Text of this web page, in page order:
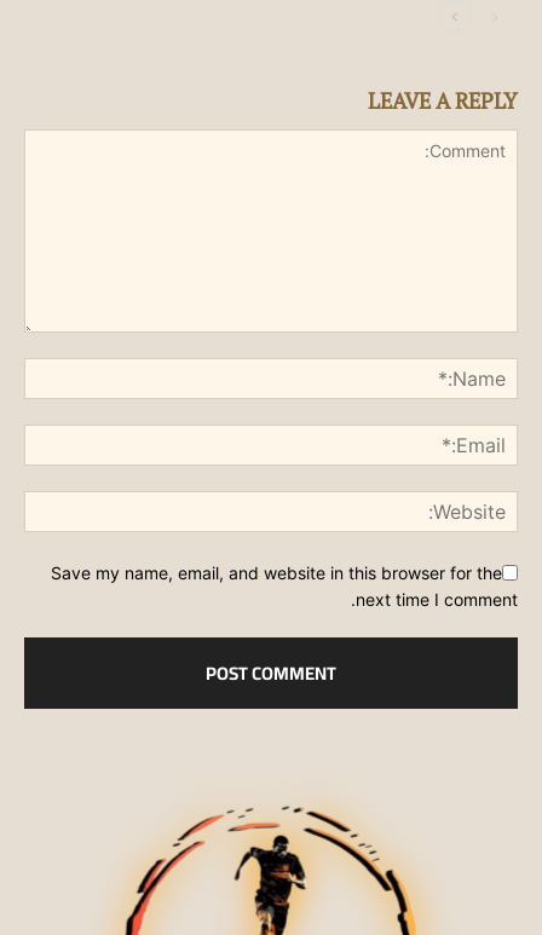
LEAVE A REPLY
Save my name, email, and website in this browser for the
next time I comment.